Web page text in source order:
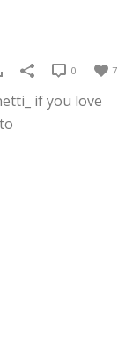
7
0
if you love